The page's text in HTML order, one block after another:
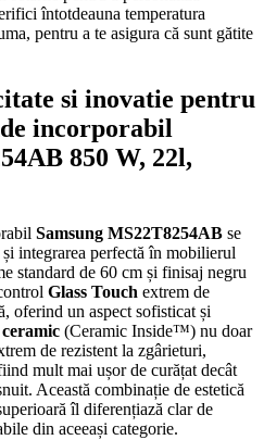
întotdeauna temperatura
pentru a te asigura că sunt gătite
si inovatie pentru
incorporabil
850 W, 22l,
Samsung MS22T8254AB se
integrarea perfectă în mobilierul
standard de 60 cm și finisaj negru
Glass Touch extrem de
oferind un aspect sofisticat și
(Ceramic Inside™) nu doar
de rezistent la zgârieturi,
mult mai ușor de curățat decât
Această combinație de estetică
îl diferențiază clar de
din aceeași categorie.